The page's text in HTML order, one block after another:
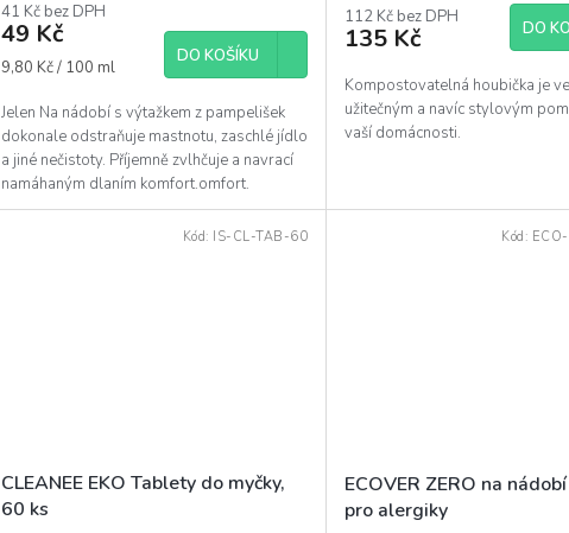
41 Kč bez DPH
49 Kč
Měrná
9,80 Kč / 100 ml
DO KOŠÍKU
Jelen Na nádobí s výtažkem z pampelišek
dokonale odstraňuje mastnotu, zaschlé jídlo
a jiné nečistoty. Příjemně zvlhčuje a navrací
namáhaným dlaním komfort.omfort.
produktu
je
z
5
hvězdiček.
112 Kč bez DPH
135 Kč DO
Kompostovatelná houbička je
užitečným a navíc stylovým
vaší domácnosti.
CLEANEE EKO Tablety do myčky,
60 ks
Kód: IS-CL-TAB-60
ECOVER ZERO na
pro alergiky
Kód: